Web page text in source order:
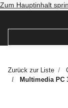
Zum Hauptinhalt
Zurück zur Liste
Multimedia PC